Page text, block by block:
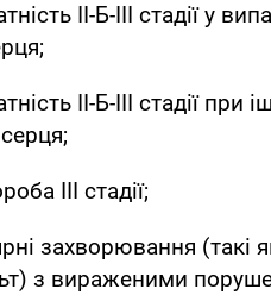
II-Б-III стадії у
II-Б-III стадії при
III стадії;
захворювання (такі
з вираженими